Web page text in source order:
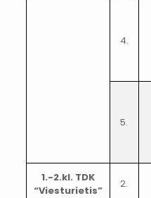
4.
5.
1.-2.kl. TDK
“Viesturietis”
2.